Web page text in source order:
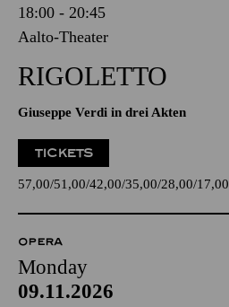
18:00 - 20:45
Aalto-Theater
RIGOLETTO
Giuseppe Verdi in drei Akten
TICKETS
57,00 51,00 42,00 35,00 28,00 17,00
OPERA
Monday
09.11.2026